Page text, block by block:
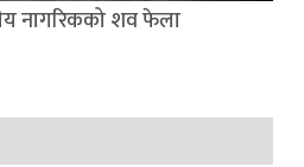
नागरिकको शव फेला